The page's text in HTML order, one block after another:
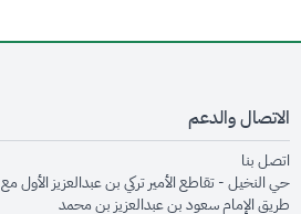
الاتصال والدعم
اتصل بنا
حي النخيل - تقاطع الأمير تركي بن عبدالعزيز الأول مع
طريق الإمام سعود بن عبدالعزيز بن محمد